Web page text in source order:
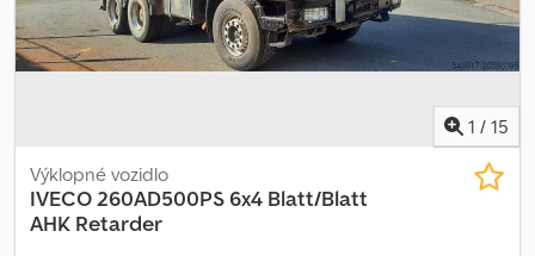
1 / 15
Výklopné vozidlo
IVECO260AD500PS 6x4 Blatt/Blatt
AHK Retarder